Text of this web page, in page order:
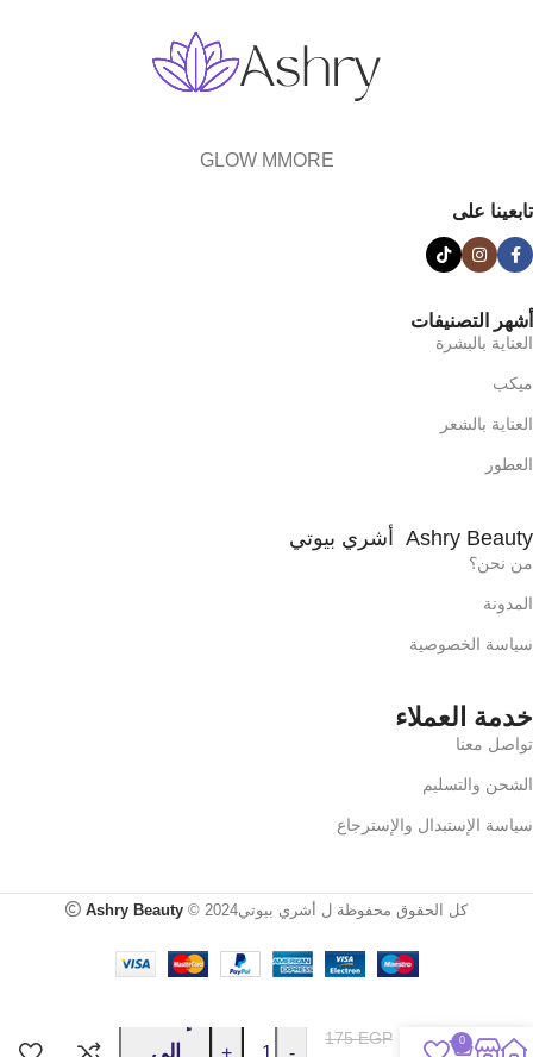
GLOW MMORE
تابعينا على
أشهر التصنيفات
العناية بالبشرة
ميكب
العناية بالشعر
العطور
Ashry Beauty أشري بيوتي
من نحن؟
المدونة
سياسة الخصوصية
خدمة العملاء
تواصل معنا
الشحن والتسليم
سياسة الإستبدال والإسترجاع
كل الحقوق محفوظة ل أشري بيوتي2024 © Ashry Beauty
0
غسول
للبشرة
175EGP
-
+
إلى